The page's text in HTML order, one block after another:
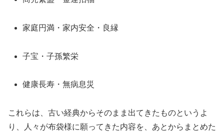
家庭円満・家内安全・良縁
子宝・子孫繁栄
健康長寿・無病息災
これらは、古い経典からそのまま出てきたものというよ
り、人々が布袋様に願ってきた内容を、あとからまとめた